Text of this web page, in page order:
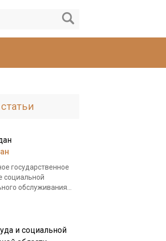
государственное
социальной
обслуживания...